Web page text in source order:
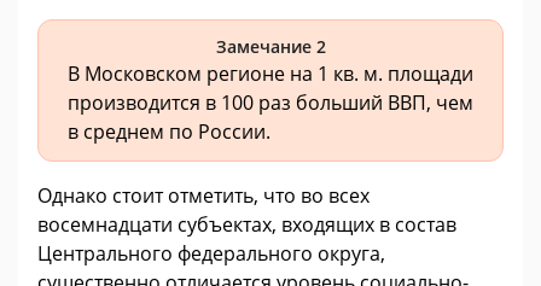
Замечание 2
В Московском регионе на 1 кв. м. площади
производится в 100 раз больший ВВП, чем
в среднем по России.
Однако стоит отметить, что во всех
восемнадцати субъектах, входящих в состав
Центрального федерального округа,